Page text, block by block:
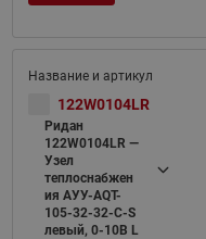
122W0104LR
Ридан
122W0104LR —
Узел
теплоснабжен
ия АУУ-AQT-
105-32-32-C-S
левый, 0-10В L